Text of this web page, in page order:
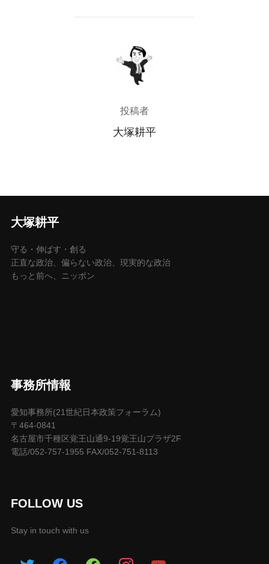
投稿者
投稿者
大塚耕平
大塚耕平
守る・伸ばす・創る
正直な政治、偏らない政治、現実的な政治
もっと前へ、ニッポン
事務所情報
愛知事務所(21世紀日本政策フォーラム)
〒464-0841
名古屋市千種区覚王山通9-19覚王山プラザ2F
電話/052-757-1955 FAX/052-751-8113
FOLLOW US
Stay in touch with us